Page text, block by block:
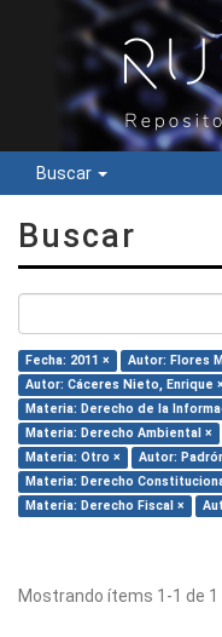
Buscar
Buscar
Fecha: 2011 ×
Autor: Flores
Autor: Cáceres Nieto, Enrique ×
Materia: Derecho de la
Materia: Derecho Ambiental ×
Materia: Otro ×
Autor:
Materia: Derecho
Materia: Derecho Fiscal ×
Mostrando ítems 1-1 de 1